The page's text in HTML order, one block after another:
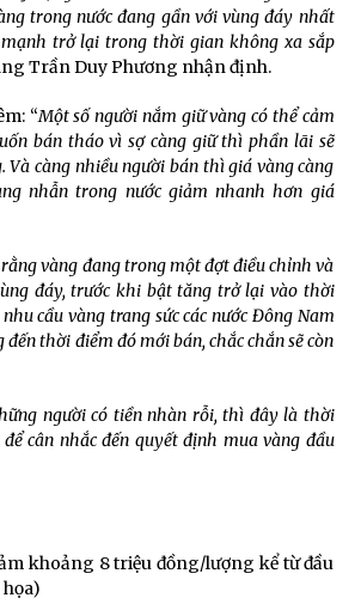
trong nước đang gần với vùng đáy nhất
trở lại trong thời gian không xa sắp
Trần Duy Phương nhận định.
“Một số người nắm giữ vàng có thể cảm
bán tháo vì sợ càng giữ thì phần lãi sẽ
Và càng nhiều người bán thì giá vàng càng
nhẫn trong nước giảm nhanh hơn giá
vàng đang trong một đợt điều chỉnh và
đáy, trước khi bật tăng trở lại vào thời
cầu vàng trang sức các nước Đông Nam
đến thời điểm đó mới bán, chắc chắn sẽ còn
người có tiền nhàn rỗi, thì đây là thời
cân nhắc đến quyết định mua vàng đầu
khoảng 8 triệu đồng/lượng kể từ đầu